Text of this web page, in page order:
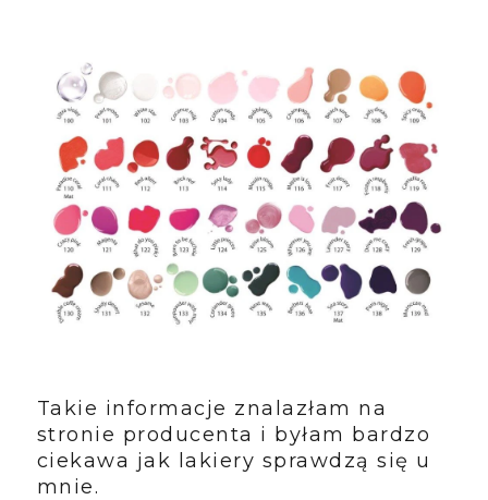
Takie informacje znalazłam na
stronie producenta i byłam bardzo
ciekawa jak lakiery sprawdzą się u
mnie.